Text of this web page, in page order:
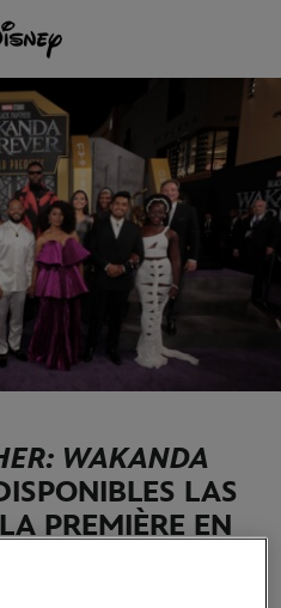
WAKANDA
LAS
PREMIÈRE EN